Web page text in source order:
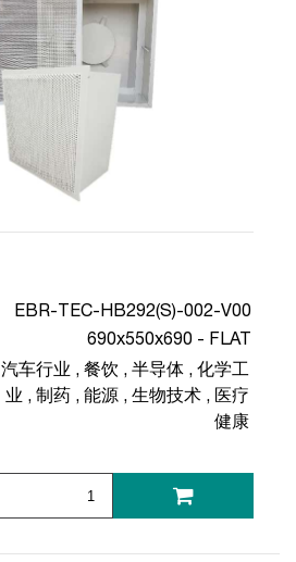
EBR-TEC-HB292(S)-002-V00
690x550x690 - FLAT
汽车行业 , 餐饮 , 半导体 , 化学工
业 , 制药 , 能源 , 生物技术 , 医疗
健康